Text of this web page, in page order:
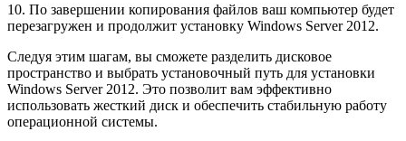
10. По завершении копирования файлов ваш компьютер будет
перезагружен и продолжит установку Windows Server 2012.
Следуя этим шагам, вы сможете разделить дисковое
пространство и выбрать установочный путь для установки
Windows Server 2012. Это позволит вам эффективно
использовать жесткий диск и обеспечить стабильную работу
операционной системы.